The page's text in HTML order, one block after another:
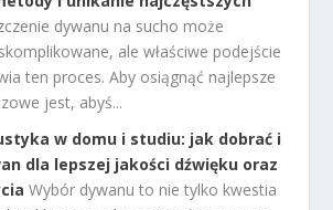
dywanu na sucho może
ale właściwe podejście
ten proces. Aby osiągnąć najlepsze
jest, abyś...
w domu i studiu: jak dobrać i
dla lepszej jakości dźwięku oraz
Wybór dywanu to nie tylko kwestia